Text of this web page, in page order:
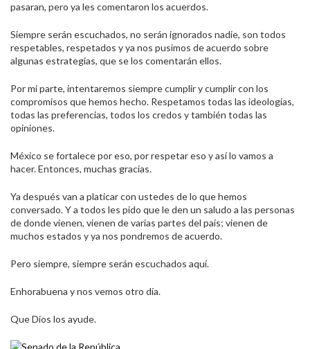
pasaran, pero ya les comentaron los acuerdos.
Siempre serán escuchados, no serán ignorados nadie, son todos
respetables, respetados y ya nos pusimos de acuerdo sobre
algunas estrategias, que se los comentarán ellos.
Por mi parte, intentaremos siempre cumplir y cumplir con los
compromisos que hemos hecho. Respetamos todas las ideologías,
todas las preferencias, todos los credos y también todas las
opiniones.
México se fortalece por eso, por respetar eso y así lo vamos a
hacer. Entonces, muchas gracias.
Ya después van a platicar con ustedes de lo que hemos
conversado. Y a todos les pido que le den un saludo a las personas
de donde vienen, vienen de varias partes del país; vienen de
muchos estados y ya nos pondremos de acuerdo.
Pero siempre, siempre serán escuchados aquí.
Enhorabuena y nos vemos otro día.
Que Dios los ayude.